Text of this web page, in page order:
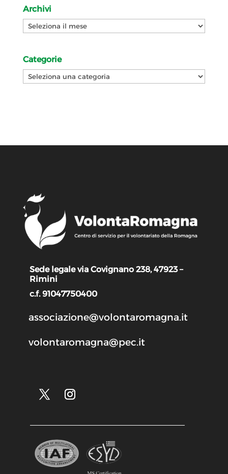
Archivi
Archivi
Categorie
Categorie
Sede legale via Covignano 238, 47923 –
Rimini
c.f. 91047750400
associazione@volontaromagna.it
volontaromagna@pec.it